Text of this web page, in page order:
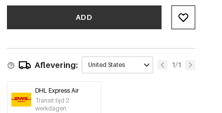
ADD
Aflevering: United States 1/1
DHL Express Air
Transit tijd 2
werkdagen